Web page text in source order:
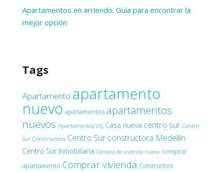
Apartamentos en arriendo. Guía para encontrar la
mejor opción
Tags
Apartamento apartamento
nuevo apartamentos apartamentos
nuevos Apartamentos VIS Casa nueva centro sur Centro
Sur Constructora Centro Sur constructora Medellín
Centro Sur Inmobiliaria Compra de vivienda nueva comprar
apartamento Comprar vivienda Constructora